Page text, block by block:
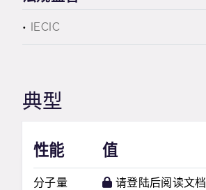
IECIC
典型
性能 值
分子量 请登陆后阅读文档